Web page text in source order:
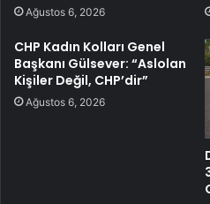
Ağustos 6, 2026
CHP Kadın Kolları Genel
Başkanı Gülsever: “Aslolan
Kişiler Değil, CHP’dir”
Ağustos 6, 2026